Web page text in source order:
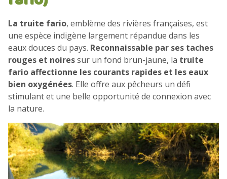
La truite fario, emblème des rivières françaises, est
une espèce indigène largement répandue dans les
eaux douces du pays. Reconnaissable par ses taches
rouges et noiressur un fond brun-jaune, la truite
fario affectionne les courants rapides et les eaux
bien oxygénées. Elle offre aux pêcheurs un défi
stimulant et une belle opportunité de connexion avec
la nature.